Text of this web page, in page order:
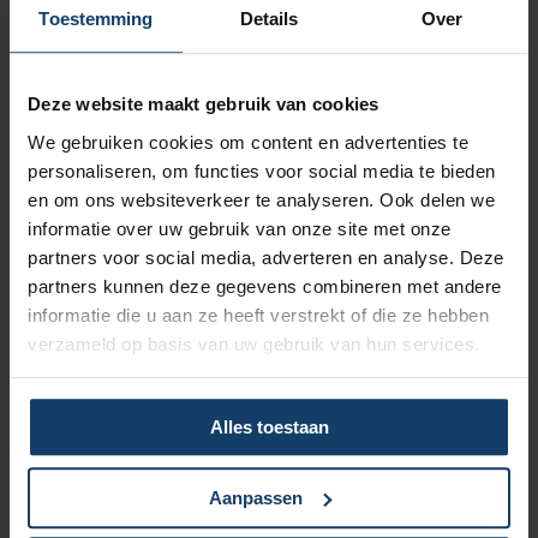
Toestemming Details Over
Deze website maakt gebruik van cookies
We gebruiken cookies om content en advertenties te
personaliseren, om functies voor social media te bieden
en om ons websiteverkeer te analyseren. Ook delen we
informatie over uw gebruik van onze site met onze
partners voor social media, adverteren en analyse. Deze
partners kunnen deze gegevens combineren met andere
informatie die u aan ze heeft verstrekt of die ze hebben
verzameld op basis van uw gebruik van hun services.
Alles toestaan
Aanpassen
Vergoeding tot €250 per kalenderjaar bij pakket Top
Korting op vrijwillig eigen risico
Wil je een lagere zorgpremie? Dan kun je het verplicht eigen
risico van € 385 verhogen met een vrijwillig eigen risico van
maximaal € 500. Hoe hoger het vrijwillig eigen risico, hoe
Meer over het eigen risico